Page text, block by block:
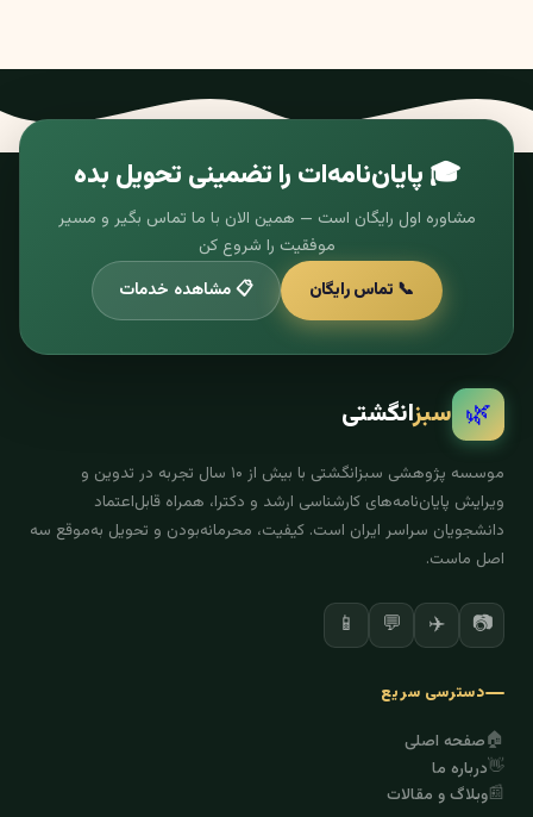
🎓 پایان‌نامه‌ات را تضمینی تحویل بده
مشاوره اول رایگان است — همین الان با ما تماس بگیر و مسیر
موفقیت را شروع کن
📞 تماس رایگان
📋 مشاهده خدمات
🌿 سبزانگشتی
موسسه پژوهشی سبزانگشتی با بیش از ۱۰ سال تجربه در تدوین و
ویرایش پایان‌نامه‌های کارشناسی ارشد و دکترا، همراه قابل‌اعتماد
دانشجویان سراسر ایران است. کیفیت، محرمانه‌بودن و تحویل به‌موقع سه
اصل ماست.
📷
✈️
💬
📱
دسترسی سریع
🏠صفحه اصلی
👋درباره ما
📰وبلاگ و مقالات